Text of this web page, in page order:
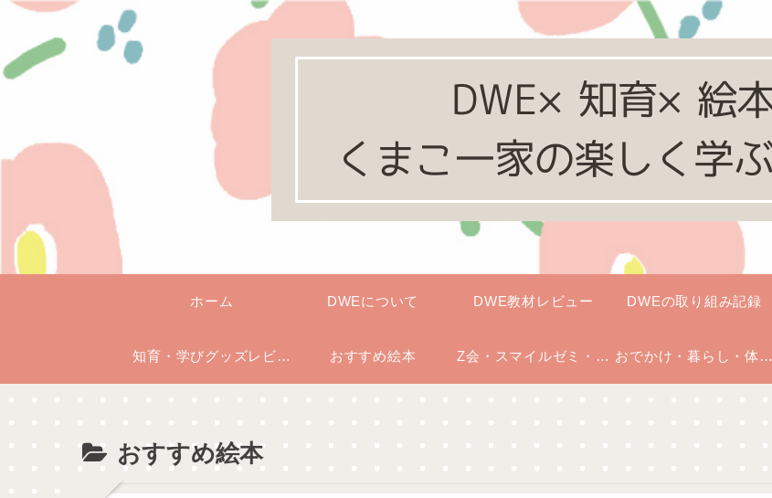
ホーム DWEについて DWE教材レビュー DWEの取り組み記録
知育・学びグッズレビュ おすすめ絵本 Z会・スマイルゼミ・七 おでかけ・暮らし・体験
おすすめ絵本